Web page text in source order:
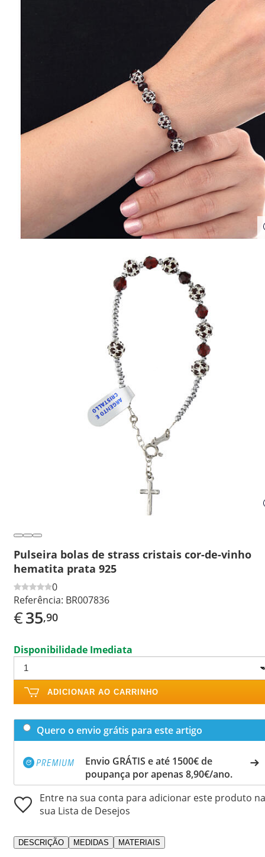
Pulseira bolas de strass cristais cor-de-vinho
hematita prata 925
0
Referência: BR007836
€35,90
Disponibilidade Imediata
ADICIONAR AO CARRINHO
Quero o envio grátis para este artigo
Envio GRÁTIS e até 1500€ de
poupança por apenas 8,90€/ano.
Entre na sua conta para adicionar este produto na
sua Lista de Desejos
DESCRIÇÃO MEDIDAS MATERIAIS